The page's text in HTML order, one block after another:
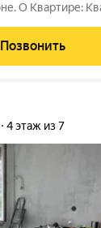
О Квартире:
Позвонить
4 этаж из 7